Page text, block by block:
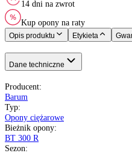
160 - 4500 kg
K do 110 km/h
C
B
70 dB
Nie
Naczepa
Czechy
pełna specyfikacja
Transport gratis